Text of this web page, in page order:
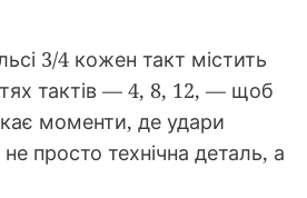
3/4 кожен такт містить
тактів — 4, 8, 12, — щоб
моменти, де удари
просто технічна деталь, а